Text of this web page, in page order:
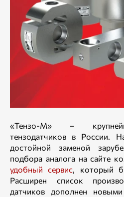
«Тензо-М» –
тензодатчиков в России.
достойной заменой
подбора аналога на сайте
удобный сервис, который
Расширен список
датчиков дополнен